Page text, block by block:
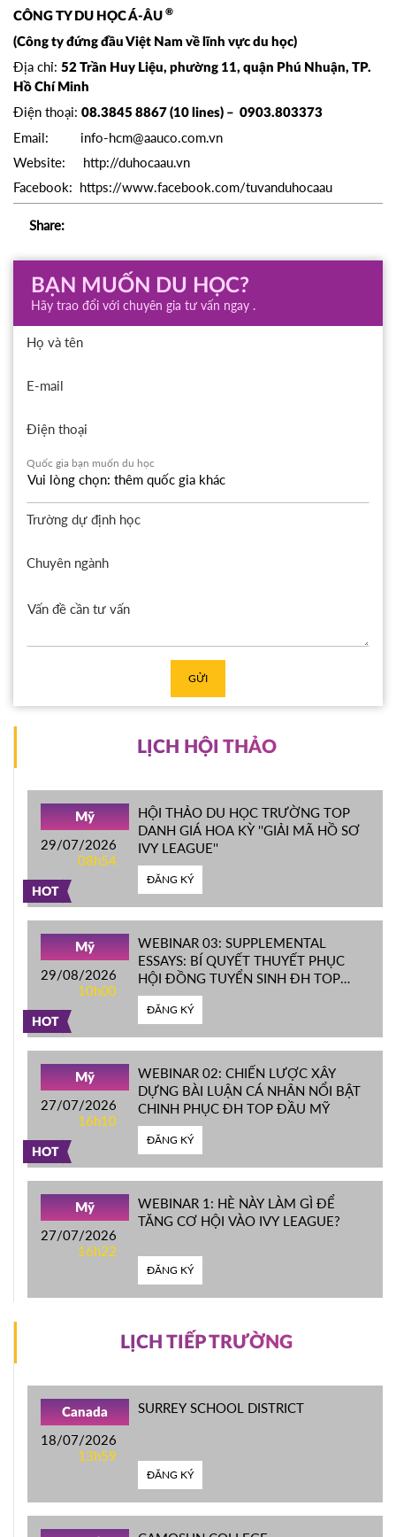
CÔNG TY DU HỌC Á-ÂU ®
(Công ty đứng đầu Việt Nam về lĩnh vực du học)
Địa chỉ: 52 Trần Huy Liệu, phường 11, quận Phú Nhuận, TP.
Hồ Chí Minh
Điện thoại: 08.3845 8867 (10 lines) – 0903.803373
Email: info-hcm@aauco.com.vn
Website: http://duhocaau.vn
Facebook: https://www.facebook.com/tuvanduhocaau
Share:
BẠN MUỐN DU HỌC?
Hãy trao đổi với chuyên gia tư vấn ngay .
Họ và tên
E-mail
Điện thoại
Quốc gia bạn muốn du học
Trường dự định học
Chuyên ngành
GỬI
LỊCH HỘI THẢO
HOT
Mỹ
29/07/2026
08h54
HỘI THẢO DU HỌC TRƯỜNG TOP
DANH GIÁ HOA KỲ ''GIẢI MÃ HỒ SƠ
IVY LEAGUE''
ĐĂNG KÝ
HOT
Mỹ
29/08/2026
10h00
WEBINAR 03: SUPPLEMENTAL
ESSAYS: BÍ QUYẾT THUYẾT PHỤC
HỘI ĐỒNG TUYỂN SINH ĐH TOP
ĐẦU MỸ
ĐĂNG KÝ
HOT
Mỹ
27/07/2026
16h10
WEBINAR 02: CHIẾN LƯỢC XÂY
DỰNG BÀI LUẬN CÁ NHÂN NỔI BẬT
CHINH PHỤC ĐH TOP ĐẦU MỸ
ĐĂNG KÝ
Mỹ
27/07/2026
16h22
WEBINAR 1: HÈ NÀY LÀM GÌ ĐỂ
TĂNG CƠ HỘI VÀO IVY LEAGUE?
ĐĂNG KÝ
LỊCH TIẾP TRƯỜNG
Canada
18/07/2026
13h59
SURREY SCHOOL DISTRICT
ĐĂNG KÝ